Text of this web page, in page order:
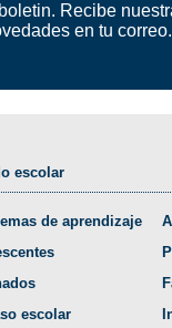
Recibe
en tu correo.
escolar
de aprendizaje
escolar